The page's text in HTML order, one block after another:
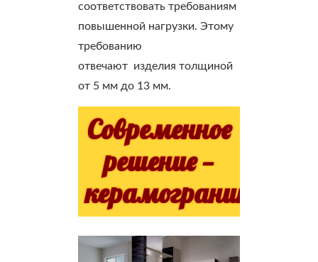
соответствовать требованиям
повышенной нагрузки. Этому
требованию
отвечают изделия толщиной
от 5 мм до 13 мм.
Современное
решение —
керамогранит